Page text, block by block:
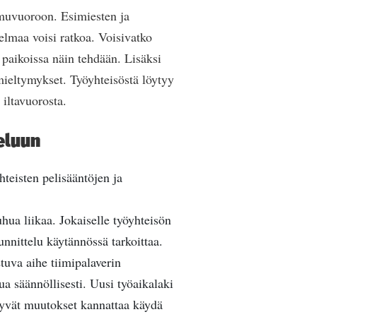
Esimiesten ja
voisi ratkoa. Voisivatko
näin tehdään. Lisäksi
Työyhteisöstä löytyy
pelisääntöjen ja
liikaa. Jokaiselle työyhteisön
käytännössä tarkoittaa.
aihe tiimipalaverin
säännöllisesti. Uusi työaikalaki
muutokset kannattaa käydä